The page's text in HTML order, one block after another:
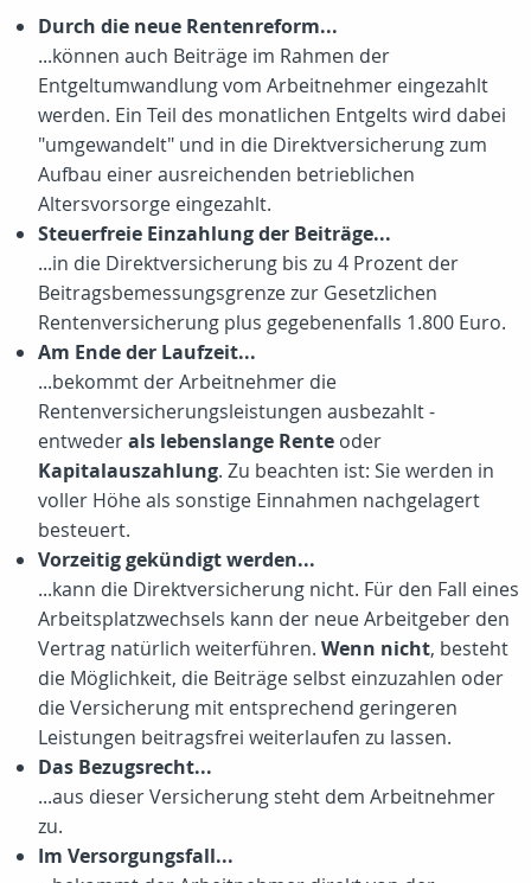
Durch die neue Rentenreform...
...können auch Beiträge im Rahmen der
Entgeltumwandlung vom Arbeitnehmer eingezahlt
werden. Ein Teil des monatlichen Entgelts wird dabei
"umgewandelt" und in die Direktversicherung zum
Aufbau einer ausreichenden betrieblichen
Altersvorsorge eingezahlt.
Steuerfreie Einzahlung der Beiträge...
...in die Direktversicherung bis zu 4 Prozent der
Beitragsbemessungsgrenze zur Gesetzlichen
Rentenversicherung plus gegebenenfalls 1.800 Euro.
Am Ende der Laufzeit...
...bekommt der Arbeitnehmer die
Rentenversicherungsleistungen ausbezahlt -
entwederals lebenslange Rente oder
Kapitalauszahlung. Zu beachten ist: Sie werden in
voller Höhe als sonstige Einnahmen nachgelagert
besteuert.
Vorzeitig gekündigt werden...
...kann die Direktversicherung nicht. Für den Fall eines
Arbeitsplatzwechsels kann der neue Arbeitgeber den
Vertrag natürlich weiterführen. Wenn nicht, besteht
die Möglichkeit, die Beiträge selbst einzuzahlen oder
die Versicherung mit entsprechend geringeren
Leistungen beitragsfrei weiterlaufen zu lassen.
Das Bezugsrecht...
...aus dieser Versicherung steht dem Arbeitnehmer
zu.
Im Versorgungsfall...